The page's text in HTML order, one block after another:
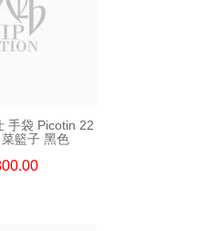
手袋 Picotin 22
籃子 黑色